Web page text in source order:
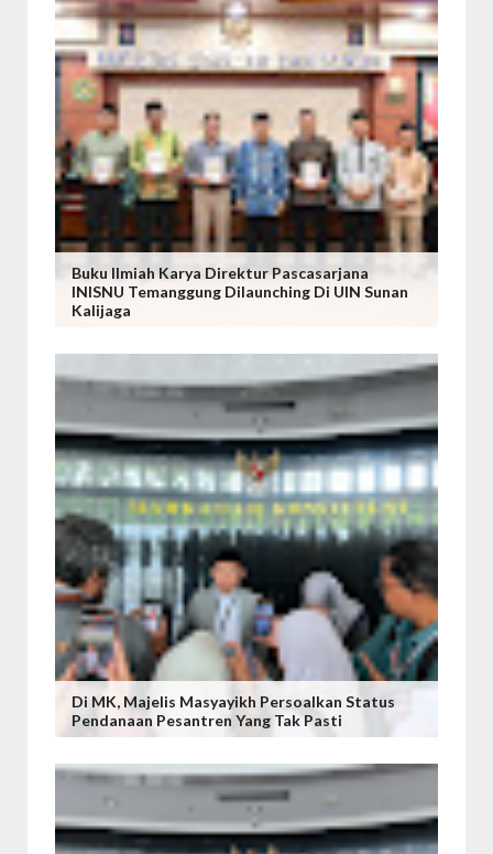
Buku Ilmiah Karya Direktur Pascasarjana
INISNU Temanggung Dilaunching Di UIN Sunan
Kalijaga
Di MK, Majelis Masyayikh Persoalkan Status
Pendanaan Pesantren Yang Tak Pasti